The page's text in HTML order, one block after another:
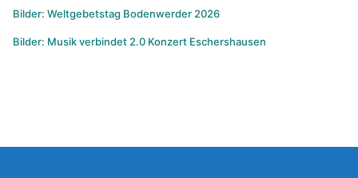
Bilder: Weltgebetstag Bodenwerder 2026
Bilder: Musik verbindet 2.0 Konzert Eschershausen